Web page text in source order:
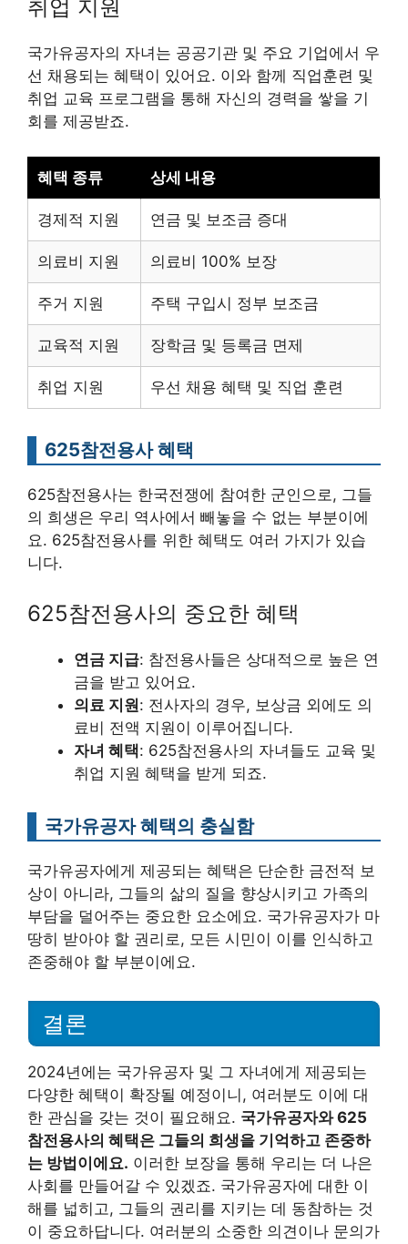
취업 지원
국가유공자의 자녀는 공공기관 및 주요 기업에서 우
선 채용되는 혜택이 있어요. 이와 함께 직업훈련 및
취업 교육 프로그램을 통해 자신의 경력을 쌓을 기
회를 제공받죠.
혜택 종류 상세 내용
경제적 지원 연금 및 보조금 증대
의료비 지원 의료비 100% 보장
주거 지원 주택 구입시 정부 보조금
교육적 지원 장학금 및 등록금 면제
취업 지원 우선 채용 혜택 및 직업 훈련
625참전용사 혜택
625참전용사는 한국전쟁에 참여한 군인으로, 그들
의 희생은 우리 역사에서 빼놓을 수 없는 부분이에
요. 625참전용사를 위한 혜택도 여러 가지가 있습
니다.
625참전용사의 중요한 혜택
연금 지급: 참전용사들은 상대적으로 높은 연
금을 받고 있어요.
의료 지원: 전사자의 경우, 보상금 외에도 의
료비 전액 지원이 이루어집니다.
자녀 혜택: 625참전용사의 자녀들도 교육 및
취업 지원 혜택을 받게 되죠.
국가유공자 혜택의 충실함
국가유공자에게 제공되는 혜택은 단순한 금전적 보
상이 아니라, 그들의 삶의 질을 향상시키고 가족의
부담을 덜어주는 중요한 요소에요. 국가유공자가 마
땅히 받아야 할 권리로, 모든 시민이 이를 인식하고
존중해야 할 부분이에요.
결론
2024년에는 국가유공자 및 그 자녀에게 제공되는
다양한 혜택이 확장될 예정이니, 여러분도 이에 대
한 관심을 갖는 것이 필요해요. 국가유공자와 625
참전용사의 혜택은 그들의 희생을 기억하고 존중하
는 방법이에요. 이러한 보장을 통해 우리는 더 나은
사회를 만들어갈 수 있겠죠. 국가유공자에 대한 이
해를 넓히고, 그들의 권리를 지키는 데 동참하는 것
이 중요하답니다. 여러분의 소중한 의견이나 문의가